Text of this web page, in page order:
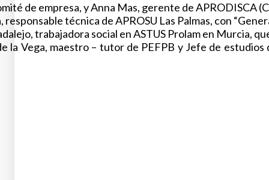
de empresa, y Anna Mas, gerente de APRODISCA
responsable técnica de APROSU Las Palmas, con
trabajadora social en ASTUS Prolam en Murcia,
la Vega, maestro – tutor de PEFPB y Jefe de